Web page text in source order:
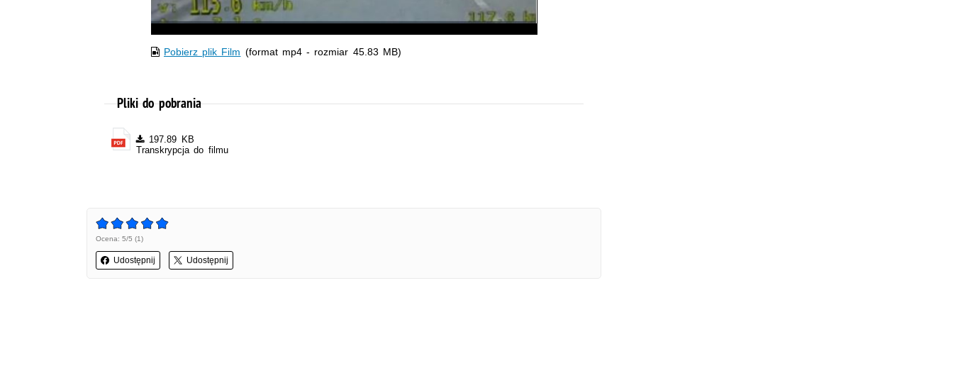
Pobierz plik Film (format mp4 - rozmiar 45.83 MB)
Pliki do pobrania
197.89 KB
Transkrypcja do filmu
Ocena: 5/5 (1)
Udostępnij Udostępnij